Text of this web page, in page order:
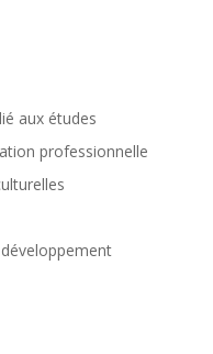
aux études
professionnelle